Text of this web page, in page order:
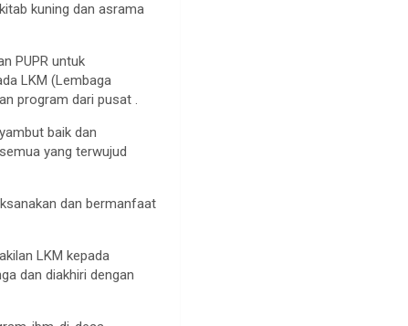
kuning dan asrama
PUPR untuk
LKM (Lembaga
program dari pusat .
baik dan
yang terwujud
dan bermanfaat
LKM kepada
dan diakhiri dengan